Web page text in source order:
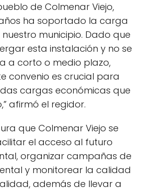
de Colmenar Viejo,
ha soportado la carga
municipio. Dado que
esta instalación y no se
a corto o medio plazo,
convenio es crucial para
cargas económicas que
afirmó el regidor.
que Colmenar Viejo se
el acceso al futuro
organizar campañas de
y monitorear la calidad
además de llevar a